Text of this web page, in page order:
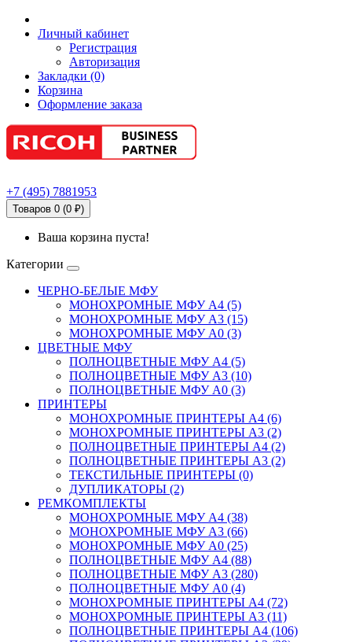
Личный кабинет
Регистрация
Авторизация
Закладки (0)
Корзина
Оформление заказа
+7 (495) 7881953
Товаров 0 (0 ₽)
Ваша корзина пуста!
Категории
ЧЕРНО-БЕЛЫЕ МФУ
МОНОХРОМНЫЕ МФУ А4 (5)
МОНОХРОМНЫЕ МФУ А3 (15)
МОНОХРОМНЫЕ МФУ А0 (3)
ЦВЕТНЫЕ МФУ
ПОЛНОЦВЕТНЫЕ МФУ А4 (5)
ПОЛНОЦВЕТНЫЕ МФУ А3 (10)
ПОЛНОЦВЕТНЫЕ МФУ А0 (3)
ПРИНТЕРЫ
МОНОХРОМНЫЕ ПРИНТЕРЫ А4 (6)
МОНОХРОМНЫЕ ПРИНТЕРЫ А3 (2)
ПОЛНОЦВЕТНЫЕ ПРИНТЕРЫ А4 (2)
ПОЛНОЦВЕТНЫЕ ПРИНТЕРЫ А3 (2)
ТЕКСТИЛЬНЫЕ ПРИНТЕРЫ (0)
ДУПЛИКАТОРЫ (2)
РЕМКОМПЛЕКТЫ
МОНОХРОМНЫЕ МФУ А4 (38)
МОНОХРОМНЫЕ МФУ А3 (66)
МОНОХРОМНЫЕ МФУ А0 (25)
ПОЛНОЦВЕТНЫЕ МФУ А4 (88)
ПОЛНОЦВЕТНЫЕ МФУ А3 (280)
ПОЛНОЦВЕТНЫЕ МФУ А0 (4)
МОНОХРОМНЫЕ ПРИНТЕРЫ А4 (72)
МОНОХРОМНЫЕ ПРИНТЕРЫ А3 (11)
ПОЛНОЦВЕТНЫЕ ПРИНТЕРЫ А4 (106)